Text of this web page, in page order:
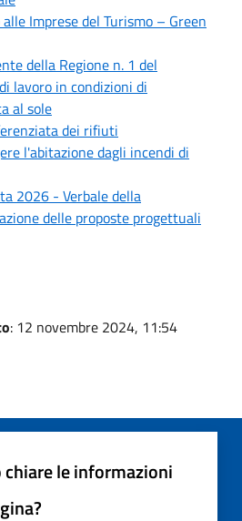
Imprese del Turismo – Green
della Regione n. 1 del
lavoro in condizioni di
al sole
dei rifiuti
l'abitazione dagli incendi di
2026 - Verbale della
delle proposte progettuali
: 12 novembre 2024, 11:54
chiare le informazioni